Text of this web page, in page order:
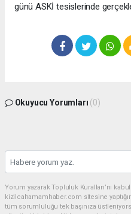
günü ASKİ tesislerinde
Okuyucu Yorumları (0)
Yorum yazarak Topluluk Kuralları’nı
kizilcahamamhaber.com sitesine
tüm sorumluluğu tek başınıza